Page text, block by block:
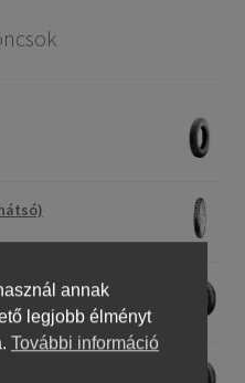
TL (első/hátsó)
TL (első/hátsó)
annak
legjobb élményt
További információ